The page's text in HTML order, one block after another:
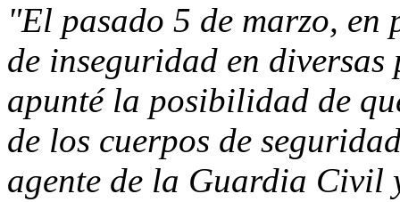
"El pasado 5 de marzo, en
de inseguridad en
apunté la posibilidad de
de los cuerpos de
agente de la Guardia Civil